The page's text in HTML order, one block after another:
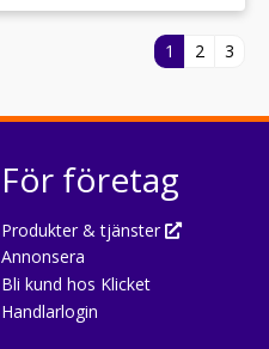
1 2 3
För företag
Produkter & tjänster
Annonsera
Bli kund hos Klicket
Handlarlogin